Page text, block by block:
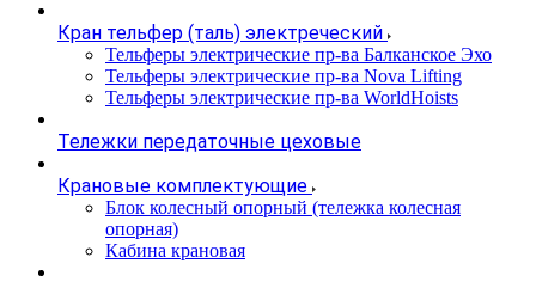
Кран тельфер (таль) электреческий
Тельферы электрические пр-ва Балканское Эхо
Тельферы электрические пр-ва Nova Lifting
Тельферы электрические пр-ва WorldHoists
Тележки передаточные цеховые
Крановые комплектующие
Блок колесный опорный (тележка колесная
опорная)
Кабина крановая